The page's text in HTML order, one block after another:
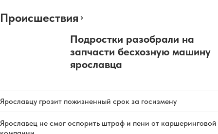
Происшествия
Подростки разобрали на
запчасти бесхозную машину
ярославца
Ярославцу грозит пожизненный срок за госизмену
Ярославец не смог оспорить штраф и пени от каршеринговой